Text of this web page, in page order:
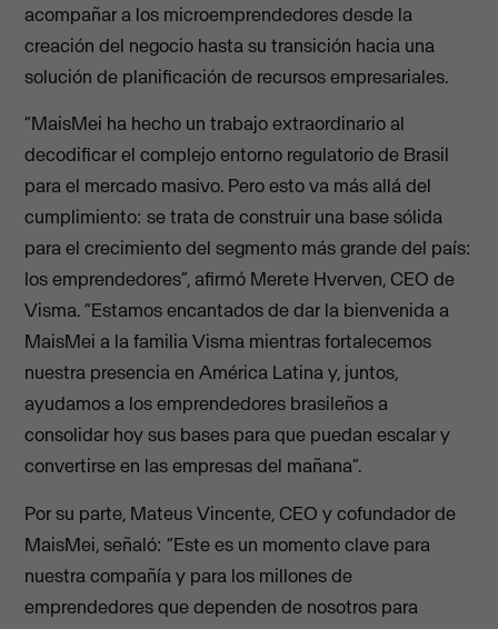
acompañar a los microemprendedores desde la
creación del negocio hasta su transición hacia una
solución de planificación de recursos empresariales.
“MaisMei ha hecho un trabajo extraordinario al
decodificar el complejo entorno regulatorio de Brasil
para el mercado masivo. Pero esto va más allá del
cumplimiento: se trata de construir una base sólida
para el crecimiento del segmento más grande del país:
los emprendedores”, afirmó Merete Hverven, CEO de
Visma. “Estamos encantados de dar la bienvenida a
MaisMei a la familia Visma mientras fortalecemos
nuestra presencia en América Latina y, juntos,
ayudamos a los emprendedores brasileños a
consolidar hoy sus bases para que puedan escalar y
convertirse en las empresas del mañana”.
Por su parte, Mateus Vincente, CEO y cofundador de
MaisMei, señaló: “Este es un momento clave para
nuestra compañía y para los millones de
emprendedores que dependen de nosotros para